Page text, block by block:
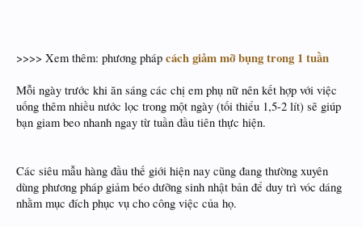
>>>> Xem thêm: phương pháp cách giảm mỡ bụng trong 1 tuần
Mỗi ngày trước khi ăn sáng các chị em phụ nữ nên kết hợp với việc
uống thêm nhiều nước lọc trong một ngày (tối thiểu 1,5-2 lít) sẽ giúp
bạn giam beo nhanh ngay từ tuần đầu tiên thực hiện.
Các siêu mẫu hàng đầu thế giới hiện nay cũng đang thường xuyên
dùng phương pháp giảm béo dưỡng sinh nhật bản để duy trì vóc dáng
nhằm mục đích phục vụ cho công việc của họ.